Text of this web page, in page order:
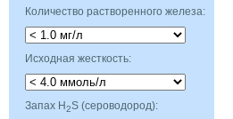
Количество растворенного железа:
Исходная жесткость:
Запах H S (сероводород):